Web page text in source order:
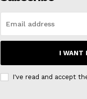
I WANT
I've read and accept